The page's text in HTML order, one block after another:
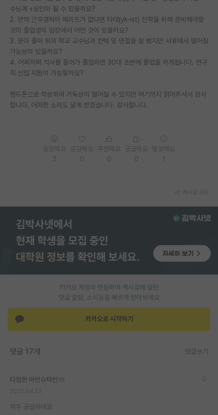
학술 정보 게시판
홍보 게시판
커리어
유학교육
이벤트
수님께 +요인이 될 수 있을까요?
2. 만약 근무경력이 메리트가 없다면 타대(yk-ist) 진학을 위해 준비해야할
것이 졸업생의 입장에서 어떤 것이 있을까요?
3. 운이 좋아 위의 학교 교수님과 컨택 및 면접을 잘 봤지만 서류에서 떨어질
가능성이 있을까요?
4. 어찌저찌 석사를 들어가 졸업하면 30대 초반에 졸업을 하게됩니다. 연구
직 신입 지원이 가능할까요?
핸드폰으로 작성하여 가독성이 떨어질 수 있지만 여기까지 읽어주셔서 감사
합니다. 어떠한 소리도 달게 받겠습니다. 감사합니다.
카카오 계정과 연동하여 게시글에 달린
댓글 알람, 소식등을 빠르게 받아보세요
카카오로 시작하기
댓글 17개 댓글쓰기
다정한 아인슈타인
저두 궁금하네요